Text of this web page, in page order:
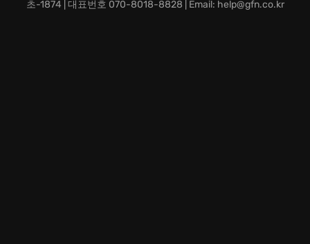
초-1874 | 대표번호 070-8018-8828 | Email: help@gfn.co.kr